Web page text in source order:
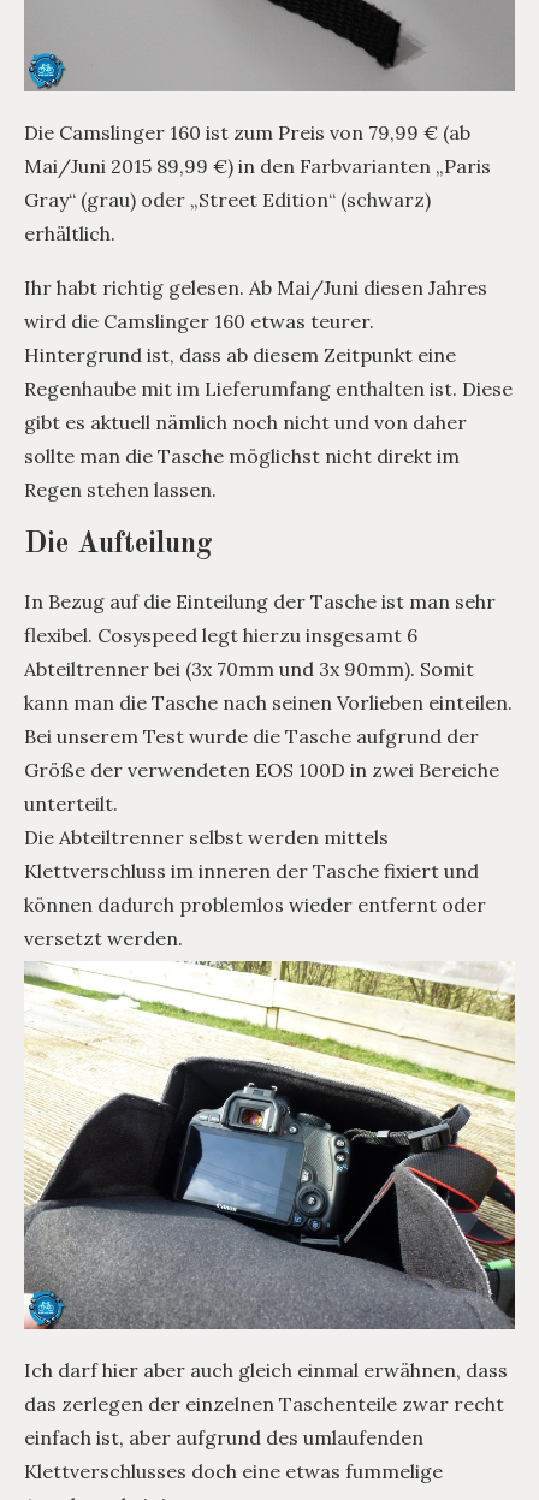
Die Camslinger 160 ist zum Preis von 79,99 € (ab
Mai/Juni 2015 89,99 €) in den Farbvarianten „Paris
Gray“ (grau) oder „Street Edition“ (schwarz)
erhältlich.
Ihr habt richtig gelesen. Ab Mai/Juni diesen Jahres
wird die Camslinger 160 etwas teurer.
Hintergrund ist, dass ab diesem Zeitpunkt eine
Regenhaube mit im Lieferumfang enthalten ist. Diese
gibt es aktuell nämlich noch nicht und von daher
sollte man die Tasche möglichst nicht direkt im
Regen stehen lassen.
Die Aufteilung
In Bezug auf die Einteilung der Tasche ist man sehr
flexibel. Cosyspeed legt hierzu insgesamt 6
Abteiltrenner bei (3x 70mm und 3x 90mm). Somit
kann man die Tasche nach seinen Vorlieben einteilen.
Bei unserem Test wurde die Tasche aufgrund der
Größe der verwendeten EOS 100D in zwei Bereiche
unterteilt.
Die Abteiltrenner selbst werden mittels
Klettverschluss im inneren der Tasche fixiert und
können dadurch problemlos wieder entfernt oder
versetzt werden.
Ich darf hier aber auch gleich einmal erwähnen, dass
das zerlegen der einzelnen Taschenteile zwar recht
einfach ist, aber aufgrund des umlaufenden
Klettverschlusses doch eine etwas fummelige